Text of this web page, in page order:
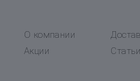
О компании
Акции
Статьи